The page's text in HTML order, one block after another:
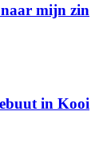
mijn zin
in Kooi